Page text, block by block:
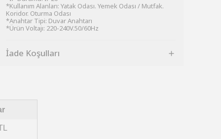
*Kullanım Alanları: Yatak Odası. Yemek Odası / Mutfak.
Koridor. Oturma Odası
*Anahtar Tipi: Duvar Anahtarı
*Ürün Voltajı: 220-240V.50/60Hz
İade Koşulları